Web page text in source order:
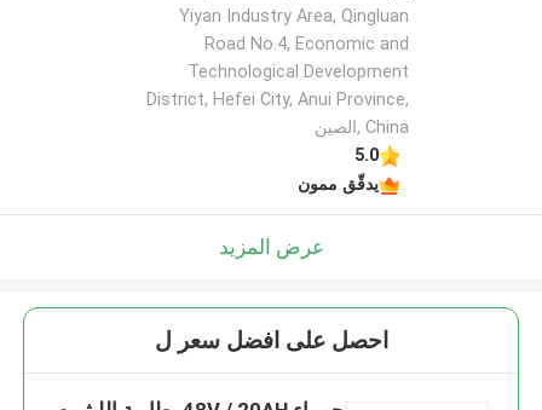
Yiyan Industry Area, Qingluan
Road No.4, Economic and
Technological Development
District, Hefei City, Anui Province,
China ,الصين
5.0
يدقّق ممون
عرض المزيد
احصل على افضل سعر ل